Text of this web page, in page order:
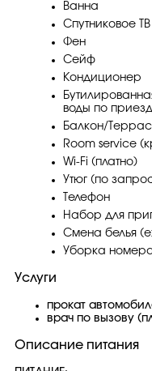
Ванна
Спутниковое
Фен
Сейф
Кондиционер
воды по
Балкон/
Room service
Wi-Fi (платно)
Утюг (по
Телефон
Набор для
Смена белья
Уборка
Услуги
прокат
врач по вызову
Описание питания